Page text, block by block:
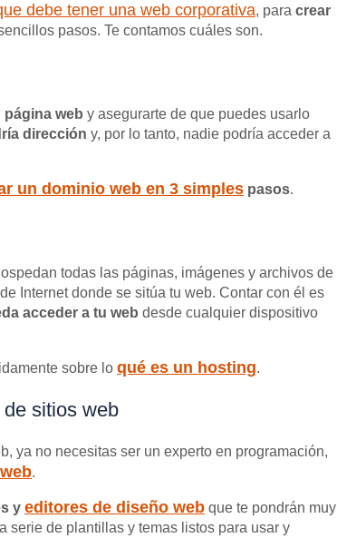
debe tener una web corporativa, para crear
pasos. Te contamos cuáles son.
web y asegurarte de que puedes usarlo
dirección y, por lo tanto, nadie podría acceder a
un dominio web en 3 simples pasos.
todas las páginas, imágenes y archivos de
Internet donde se sitúa tu web. Contar con él es
acceder a tu web desde cualquier dispositivo
sobre lo qué es un hosting.
sitios web
ya no necesitas ser un experto en programación,
.
y editores de diseño web que te pondrán muy
serie de plantillas y temas listos para usar y